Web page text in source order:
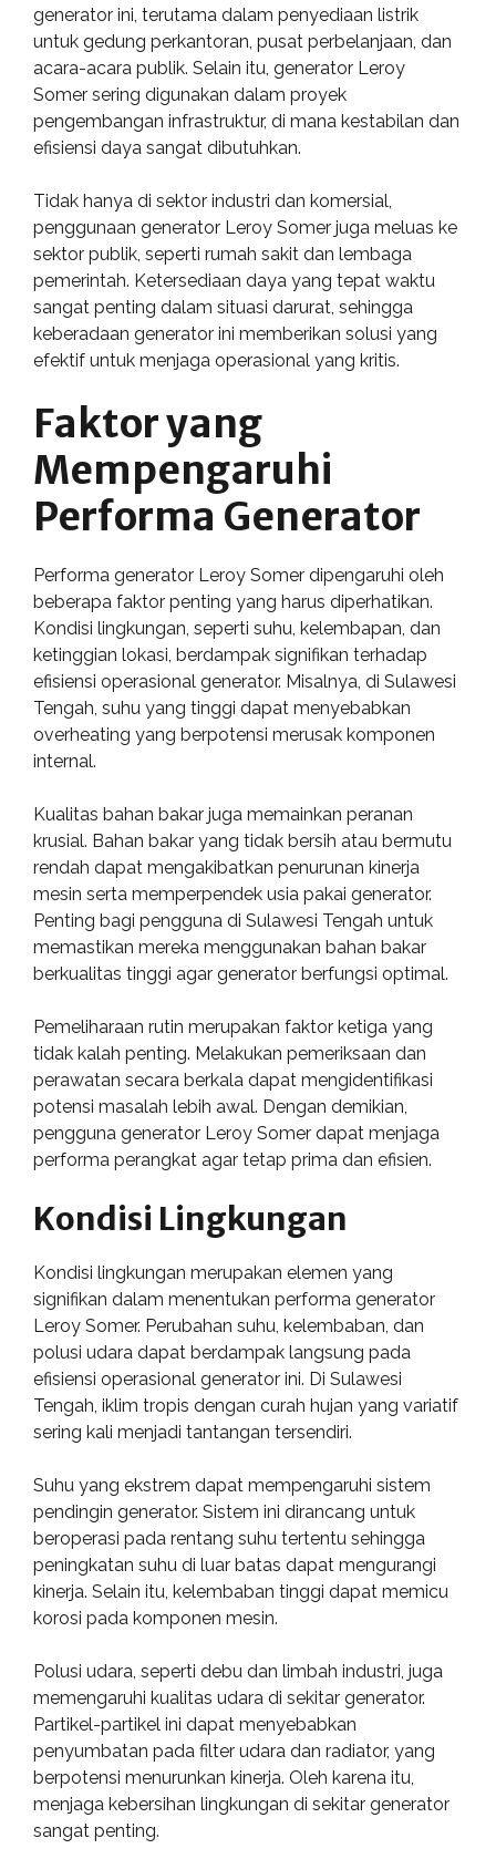
generator ini, terutama dalam penyediaan listrik
untuk gedung perkantoran, pusat perbelanjaan, dan
acara-acara publik. Selain itu, generator Leroy
Somer sering digunakan dalam proyek
pengembangan infrastruktur, di mana kestabilan dan
efisiensi daya sangat dibutuhkan.
Tidak hanya di sektor industri dan komersial,
penggunaan generator Leroy Somer juga meluas ke
sektor publik, seperti rumah sakit dan lembaga
pemerintah. Ketersediaan daya yang tepat waktu
sangat penting dalam situasi darurat, sehingga
keberadaan generator ini memberikan solusi yang
efektif untuk menjaga operasional yang kritis.
Faktor yang
Mempengaruhi
Performa Generator
Performa generator Leroy Somer dipengaruhi oleh
beberapa faktor penting yang harus diperhatikan.
Kondisi lingkungan, seperti suhu, kelembapan, dan
ketinggian lokasi, berdampak signifikan terhadap
efisiensi operasional generator. Misalnya, di Sulawesi
Tengah, suhu yang tinggi dapat menyebabkan
overheating yang berpotensi merusak komponen
internal.
Kualitas bahan bakar juga memainkan peranan
krusial. Bahan bakar yang tidak bersih atau bermutu
rendah dapat mengakibatkan penurunan kinerja
mesin serta memperpendek usia pakai generator.
Penting bagi pengguna di Sulawesi Tengah untuk
memastikan mereka menggunakan bahan bakar
berkualitas tinggi agar generator berfungsi optimal.
Pemeliharaan rutin merupakan faktor ketiga yang
tidak kalah penting. Melakukan pemeriksaan dan
perawatan secara berkala dapat mengidentifikasi
potensi masalah lebih awal. Dengan demikian,
pengguna generator Leroy Somer dapat menjaga
performa perangkat agar tetap prima dan efisien.
Kondisi Lingkungan
Kondisi lingkungan merupakan elemen yang
signifikan dalam menentukan performa generator
Leroy Somer. Perubahan suhu, kelembaban, dan
polusi udara dapat berdampak langsung pada
efisiensi operasional generator ini. Di Sulawesi
Tengah, iklim tropis dengan curah hujan yang variatif
sering kali menjadi tantangan tersendiri.
Suhu yang ekstrem dapat mempengaruhi sistem
pendingin generator. Sistem ini dirancang untuk
beroperasi pada rentang suhu tertentu sehingga
peningkatan suhu di luar batas dapat mengurangi
kinerja. Selain itu, kelembaban tinggi dapat memicu
korosi pada komponen mesin.
Polusi udara, seperti debu dan limbah industri, juga
memengaruhi kualitas udara di sekitar generator.
Partikel-partikel ini dapat menyebabkan
penyumbatan pada filter udara dan radiator, yang
berpotensi menurunkan kinerja. Oleh karena itu,
menjaga kebersihan lingkungan di sekitar generator
sangat penting.